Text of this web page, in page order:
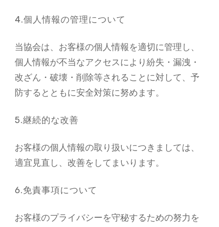
4.個人情報の管理について
当協会は、お客様の個人情報を適切に管理し、
個人情報が不当なアクセスにより紛失・漏洩・
改ざん・破壊・削除等されることに対して、予
防するとともに安全対策に努めます。
5.継続的な改善
お客様の個人情報の取り扱いにつきましては、
適宜見直し、改善をしてまいります。
6.免責事項について
お客様のプライバシーを守秘するための努力を